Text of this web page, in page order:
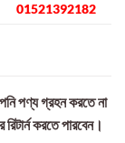
01521392182
পণ্য গ্রহন করতে না
করতে পারবেন।